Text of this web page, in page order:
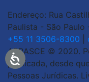
Endereço: Rua
Paulista - São
+55 11 3506-8300
ABRASCE © 2020.
publicada, desde
Pessoas Jurídicas.